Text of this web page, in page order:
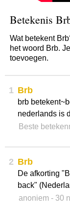
Betekenis
Wat betekent
het woord Brb.
toevoegen.
1 Brb
brb
nederlands is
Beste
2 Brb
De afkorting
back"
anoniem - 30